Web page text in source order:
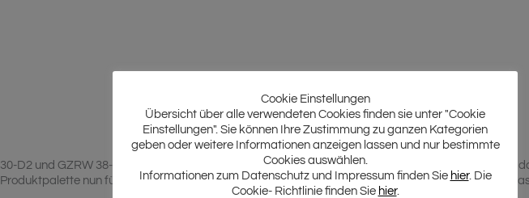
D2 und GZRW 38-D2 zählen zu den meistverkauften Modell, liefern sie doch die tiefen Bässe für
nun für alle diejenigen, die ein eher kleines Gehäuse suchen, aber nicht auf die
Cookie Einstellungen
Übersicht über alle verwendeten Cookies finden sie unter "Cookie
Einstellungen". Sie können Ihre Zustimmung zu ganzen Kategorien
geben oder weitere Informationen anzeigen lassen und nur bestimmte
Cookies auswählen.
Informationen zum Datenschutz und Impressum finden Sie hier. Die
Cookie- Richtlinie finden Sie hier.